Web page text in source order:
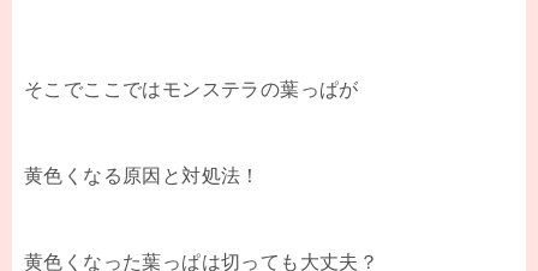
そこでここではモンステラの葉っぱが
黄色くなる原因と対処法！
黄色くなった葉っぱは切っても大丈夫？